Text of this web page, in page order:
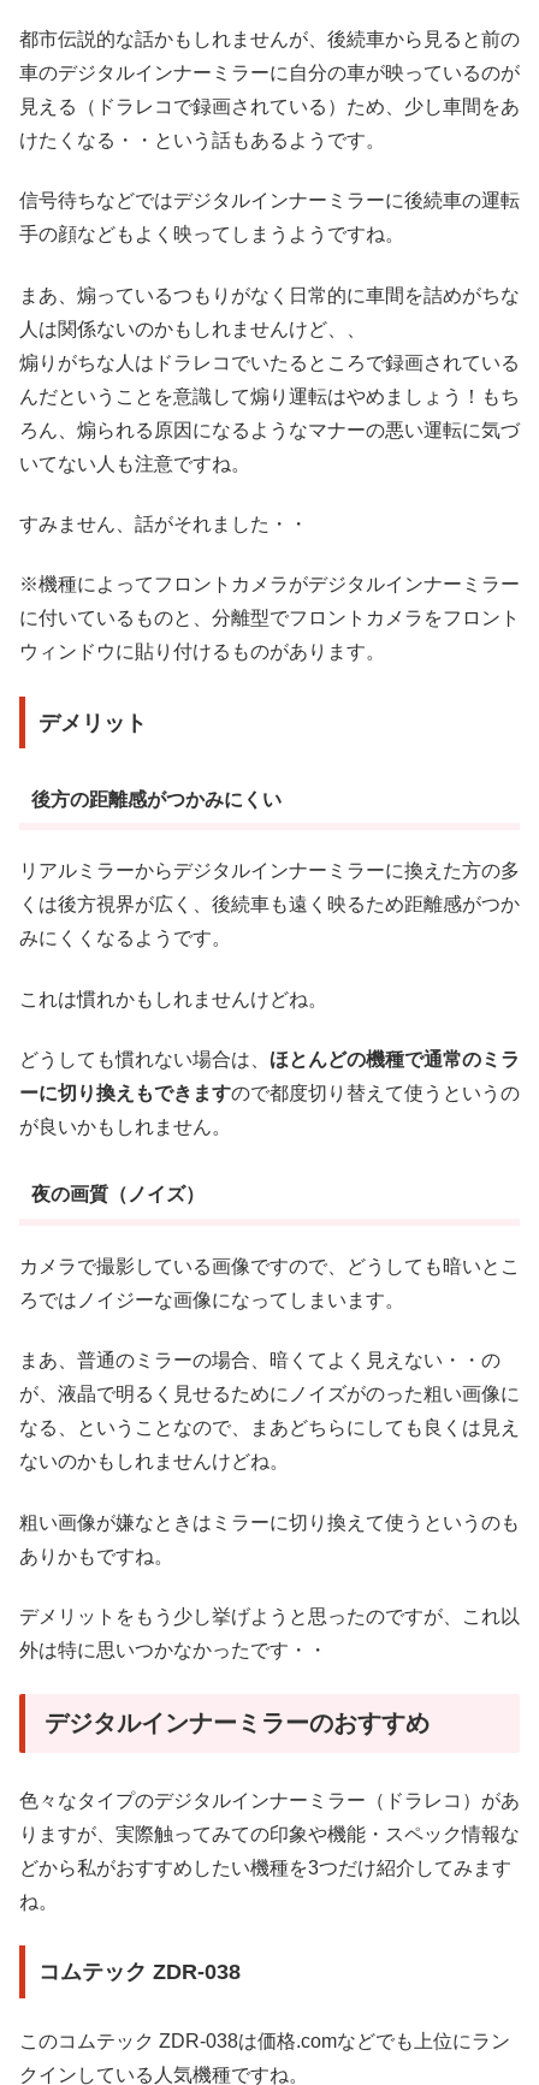
都市伝説的な話かもしれませんが、後続車から見ると前の
車のデジタルインナーミラーに自分の車が映っているのが
見える（ドラレコで録画されている）ため、少し車間をあ
けたくなる・・という話もあるようです。
信号待ちなどではデジタルインナーミラーに後続車の運転
手の顔などもよく映ってしまうようですね。
まあ、煽っているつもりがなく日常的に車間を詰めがちな
人は関係ないのかもしれませんけど、、
煽りがちな人はドラレコでいたるところで録画されている
んだということを意識して煽り運転はやめましょう！もち
ろん、煽られる原因になるようなマナーの悪い運転に気づ
いてない人も注意ですね。
すみません、話がそれました・・
※機種によってフロントカメラがデジタルインナーミラー
に付いているものと、分離型でフロントカメラをフロント
ウィンドウに貼り付けるものがあります。
デメリット
後方の距離感がつかみにくい
リアルミラーからデジタルインナーミラーに換えた方の多
くは後方視界が広く、後続車も遠く映るため距離感がつか
みにくくなるようです。
これは慣れかもしれませんけどね。
どうしても慣れない場合は、 ほとんどの機種で通常のミラ
ーに切り換えもできますので都度切り替えて使うというの
が良いかもしれません。
夜の画質（ノイズ）
カメラで撮影している画像ですので、どうしても暗いとこ
ろではノイジーな画像になってしまいます。
まあ、普通のミラーの場合、暗くてよく見えない・・の
が、液晶で明るく見せるためにノイズがのった粗い画像に
なる、ということなので、まあどちらにしても良くは見え
ないのかもしれませんけどね。
粗い画像が嫌なときはミラーに切り換えて使うというのも
ありかもですね。
デメリットをもう少し挙げようと思ったのですが、これ以
外は特に思いつかなかったです・・
デジタルインナーミラーのおすすめ
色々なタイプのデジタルインナーミラー（ドラレコ）があ
りますが、実際触ってみての印象や機能・スペック情報な
どから私がおすすめしたい機種を3つだけ紹介してみます
ね。
コムテック ZDR-038
このコムテック ZDR-038は価格.comなどでも上位にラン
クインしている人気機種ですね。